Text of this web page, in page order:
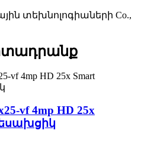
տեխնոլոգիաների Co.,
vf 4mp HD 25x